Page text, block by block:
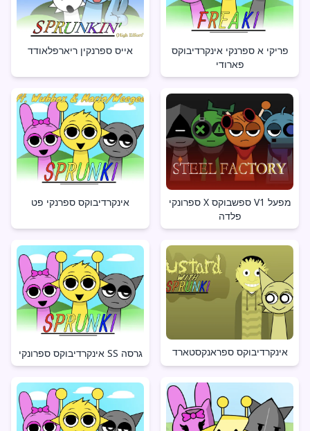
אייס ספרנקין ריארפלאודד
פריקי א ספרנקי אינקרדיבוקס
פארודי
אינקרדיבוקס ספרנקי פט
ספרונקי X ספשבוקס V1 מפעל
פלדה
אינקרדיבוקס ספרונקי SS גרסה אינקרדיבוקס ספראנקסטארד